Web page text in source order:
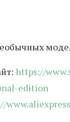
https://
edition